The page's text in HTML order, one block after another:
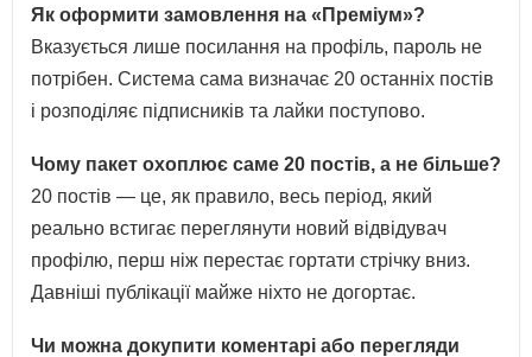
Як оформити замовлення на «Преміум»?
Вказується лише посилання на профіль, пароль не
потрібен. Система сама визначає 20 останніх постів
і розподіляє підписників та лайки поступово.
Чому пакет охоплює саме 20 постів, а не більше?
20 постів — це, як правило, весь період, який
реально встигає переглянути новий відвідувач
профілю, перш ніж перестає гортати стрічку вниз.
Давніші публікації майже ніхто не догортає.
Чи можна докупити коментарі або перегляди